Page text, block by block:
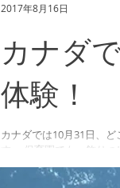
カナダ
体験！
カナダでは10月31日、ど
す。 保育園でも、飾り
達もみんな楽しみます。
一緒に「Trick or Treat」
2017年8月16日